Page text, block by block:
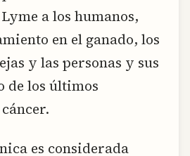
a los humanos,
en el ganado, los
y las personas y sus
de los últimos
es considerada